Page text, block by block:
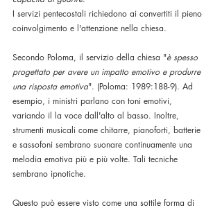
I servizi pentecostali richiedono ai convertiti il pieno
coinvolgimento e l'attenzione nella chiesa.
Secondo Poloma, il servizio della chiesa "è spesso
progettato per avere un impatto emotivo e produrre
una risposta emotiva". (Poloma: 1989:188-9). Ad
esempio, i ministri parlano con toni emotivi,
variando il la voce dall'alto al basso. Inoltre,
strumenti musicali come chitarre, pianoforti, batterie
e sassofoni sembrano suonare continuamente una
melodia emotiva più e più volte. Tali tecniche
sembrano ipnotiche.
Questo può essere visto come una sottile forma di